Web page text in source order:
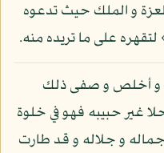
و الملك حيث تدعوه
على ما تريده منه.
و أخلص و صفى ذلك
غير حبيبه فهو في خلوة
و جلاله و قد طارت